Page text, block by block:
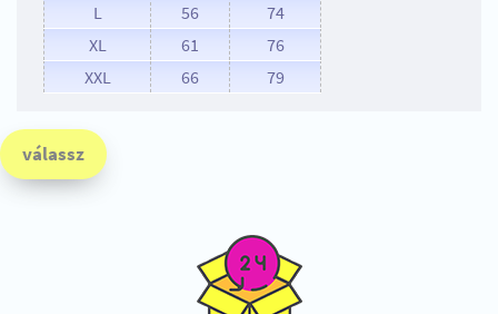
L
56
74
XL
61
76
XXL
66 79
válassz